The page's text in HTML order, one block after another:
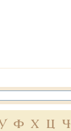
Ф Х Ц Ч